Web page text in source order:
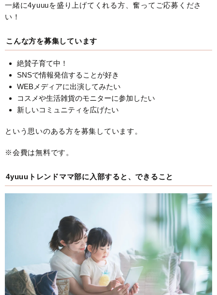
一緒に4yuuuを盛り上げてくれる方、奮ってご応募くださ
い！
こんな方を募集しています
絶賛子育て中！
SNSで情報発信することが好き
WEBメディアに出演してみたい
コスメや生活雑貨のモニターに参加したい
新しいコミュニティを広げたい
という思いのある方を募集しています。
※会費は無料です。
4yuuuトレンドママ部に入部すると、できること